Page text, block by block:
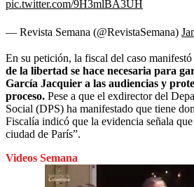
pic.twitter.com/9H3mlBA3UH
— Revista Semana (@RevistaSemana)
En su petición, la fiscal del caso manifestó
de la libertad se hace necesaria para
García Jacquier a las audiencias y
proceso. Pese a que el exdirector del
Social (DPS) ha manifestado que tiene
Fiscalía indicó que la evidencia señala
ciudad de París”.
Videos Semana